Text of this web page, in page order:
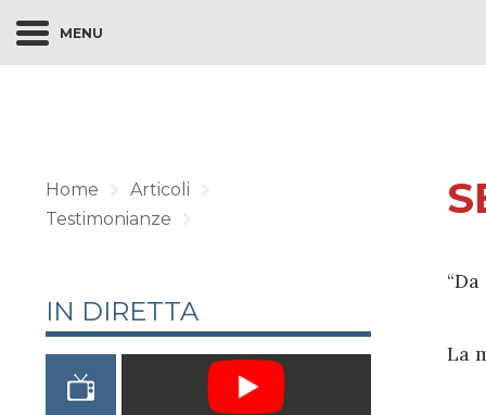
MENU
La
Home
Articoli
Testimonianze
IN DIRETTA